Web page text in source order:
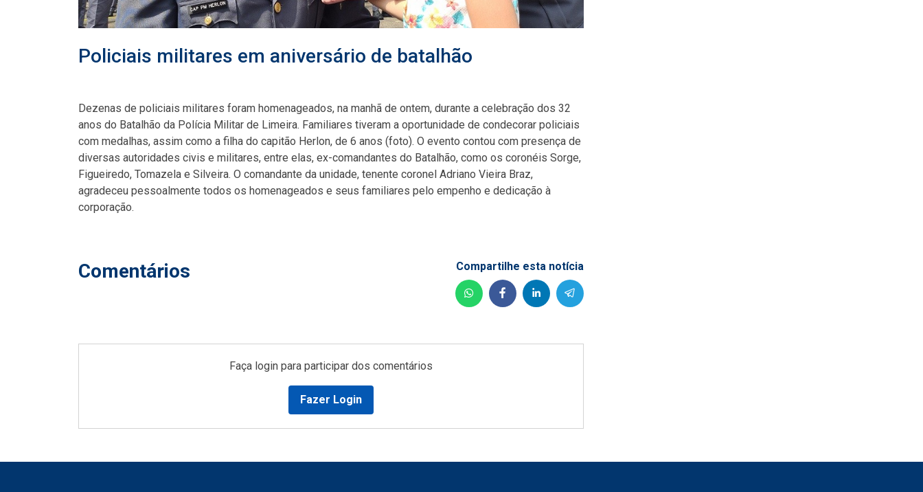
Policiais militares em aniversário de batalhão
Dezenas de policiais militares foram homenageados, na manhã de ontem, durante a celebração dos 32
anos do Batalhão da Polícia Militar de Limeira. Familiares tiveram a oportunidade de condecorar policiais
com medalhas, assim como a filha do capitão Herlon, de 6 anos (foto). O evento contou com presença de
diversas autoridades civis e militares, entre elas, ex-comandantes do Batalhão, como os coronéis Sorge,
Figueiredo, Tomazela e Silveira. O comandante da unidade, tenente coronel Adriano Vieira Braz,
agradeceu pessoalmente todos os homenageados e seus familiares pelo empenho e dedicação à
corporação.
Comentários Compartilhe esta notícia
Faça login para participar dos comentários
Fazer Login